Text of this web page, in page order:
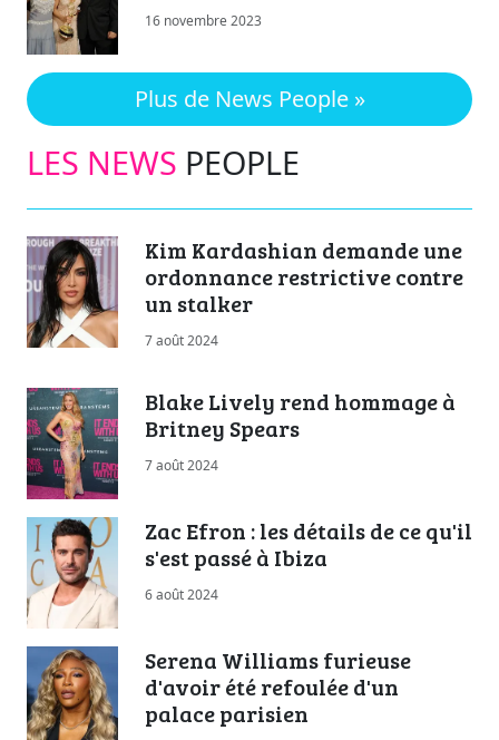
16 novembre 2023
Plus de News People »
LES NEWS PEOPLE
Kim Kardashian demande une
ordonnance restrictive contre
un stalker
7 août 2024
Blake Lively rend hommage à
Britney Spears
7 août 2024
Zac Efron : les détails de ce qu'il
s'est passé à Ibiza
6 août 2024
Serena Williams furieuse
d'avoir été refoulée d'un
palace parisien